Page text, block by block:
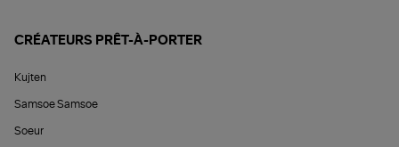
CRÉATEURS PRÊT-À-PORTER
Kujten
Samsoe Samsoe
Soeur